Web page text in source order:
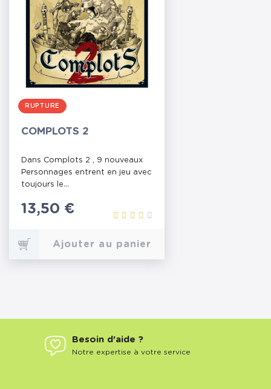
RUPTURE
COMPLOTS 2
Dans Complots 2 , 9 nouveaux
Personnages entrent en jeu avec
toujours le...
Prix
13,50 €
Ajouter au panier
Besoin d'aide ?
Notre expertise à votre service